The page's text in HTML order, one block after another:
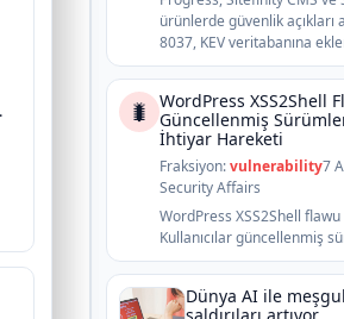
ürünlerde güvenlik açıkları
8037, KEV veritabanına
🐛
WordPress XSS2Shell
Güncellenmiş
İhtiyar Hareketi
Fraksiyon:vulnerability7
Security Affairs
WordPress XSS2Shell
Kullanıcılar güncellenmiş
Dünya AI ile